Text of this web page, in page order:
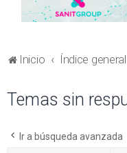
Inicio Índice general
Temas sin
Ir a búsqueda avanzada